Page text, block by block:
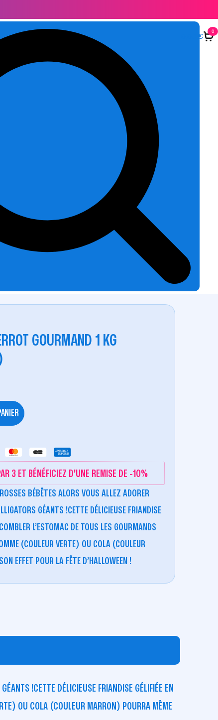
€
0
GOURMAND 1 KG
3 ET BÉNÉFICIEZ D'UNE REMISE DE -10%
BÉBÊTES ALORS VOUS ALLEZ ADORER
GÉANTS !CETTE DÉLICIEUSE FRIANDISE
L’ESTOMAC DE TOUS LES GOURMANDS
(COULEUR VERTE) OU COLA (COULEUR
EFFET POUR LA FÊTE D’HALLOWEEN !
!CETTE DÉLICIEUSE FRIANDISE GÉLIFIÉE EN
OU COLA (COULEUR MARRON) POURRA MÊME